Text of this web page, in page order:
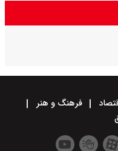
فرهنگ و هنر